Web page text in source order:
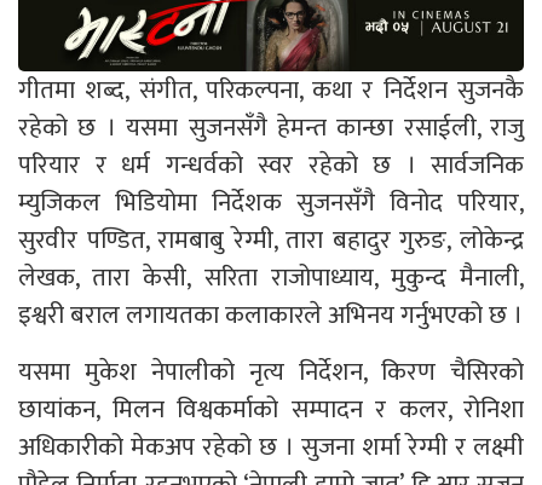
गीतमा शब्द, संगीत, परिकल्पना, कथा र निर्देशन सुजनकै
रहेको छ । यसमा सुजनसँगै हेमन्त कान्छा रसाईली, राजु
परियार र धर्म गन्धर्वको स्वर रहेको छ । सार्वजनिक
म्युजिकल भिडियोमा निर्देशक सुजनसँगै विनोद परियार,
सुरवीर पण्डित, रामबाबु रेग्मी, तारा बहादुर गुरुङ, लोकेन्द्र
लेखक, तारा केसी, सरिता राजोपाध्याय, मुकुन्द मैनाली,
इश्वरी बराल लगायतका कलाकारले अभिनय गर्नुभएको छ ।
यसमा मुकेश नेपालीको नृत्य निर्देशन, किरण चैसिरको
छायांकन, मिलन विश्वकर्माको सम्पादन र कलर, रोनिशा
अधिकारीको मेकअप रहेको छ । सुजना शर्मा रेग्मी र लक्ष्मी